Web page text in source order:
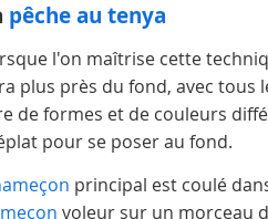
pêche au tenya
l'on maîtrise cette
plus près du fond, avec tous
de formes et de couleurs
pour se poser au fond.
principal est coulé
voleur sur un morceau